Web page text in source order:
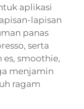
aplikasi
lapisan
panas
serta
smoothie,
menjamin
ragam